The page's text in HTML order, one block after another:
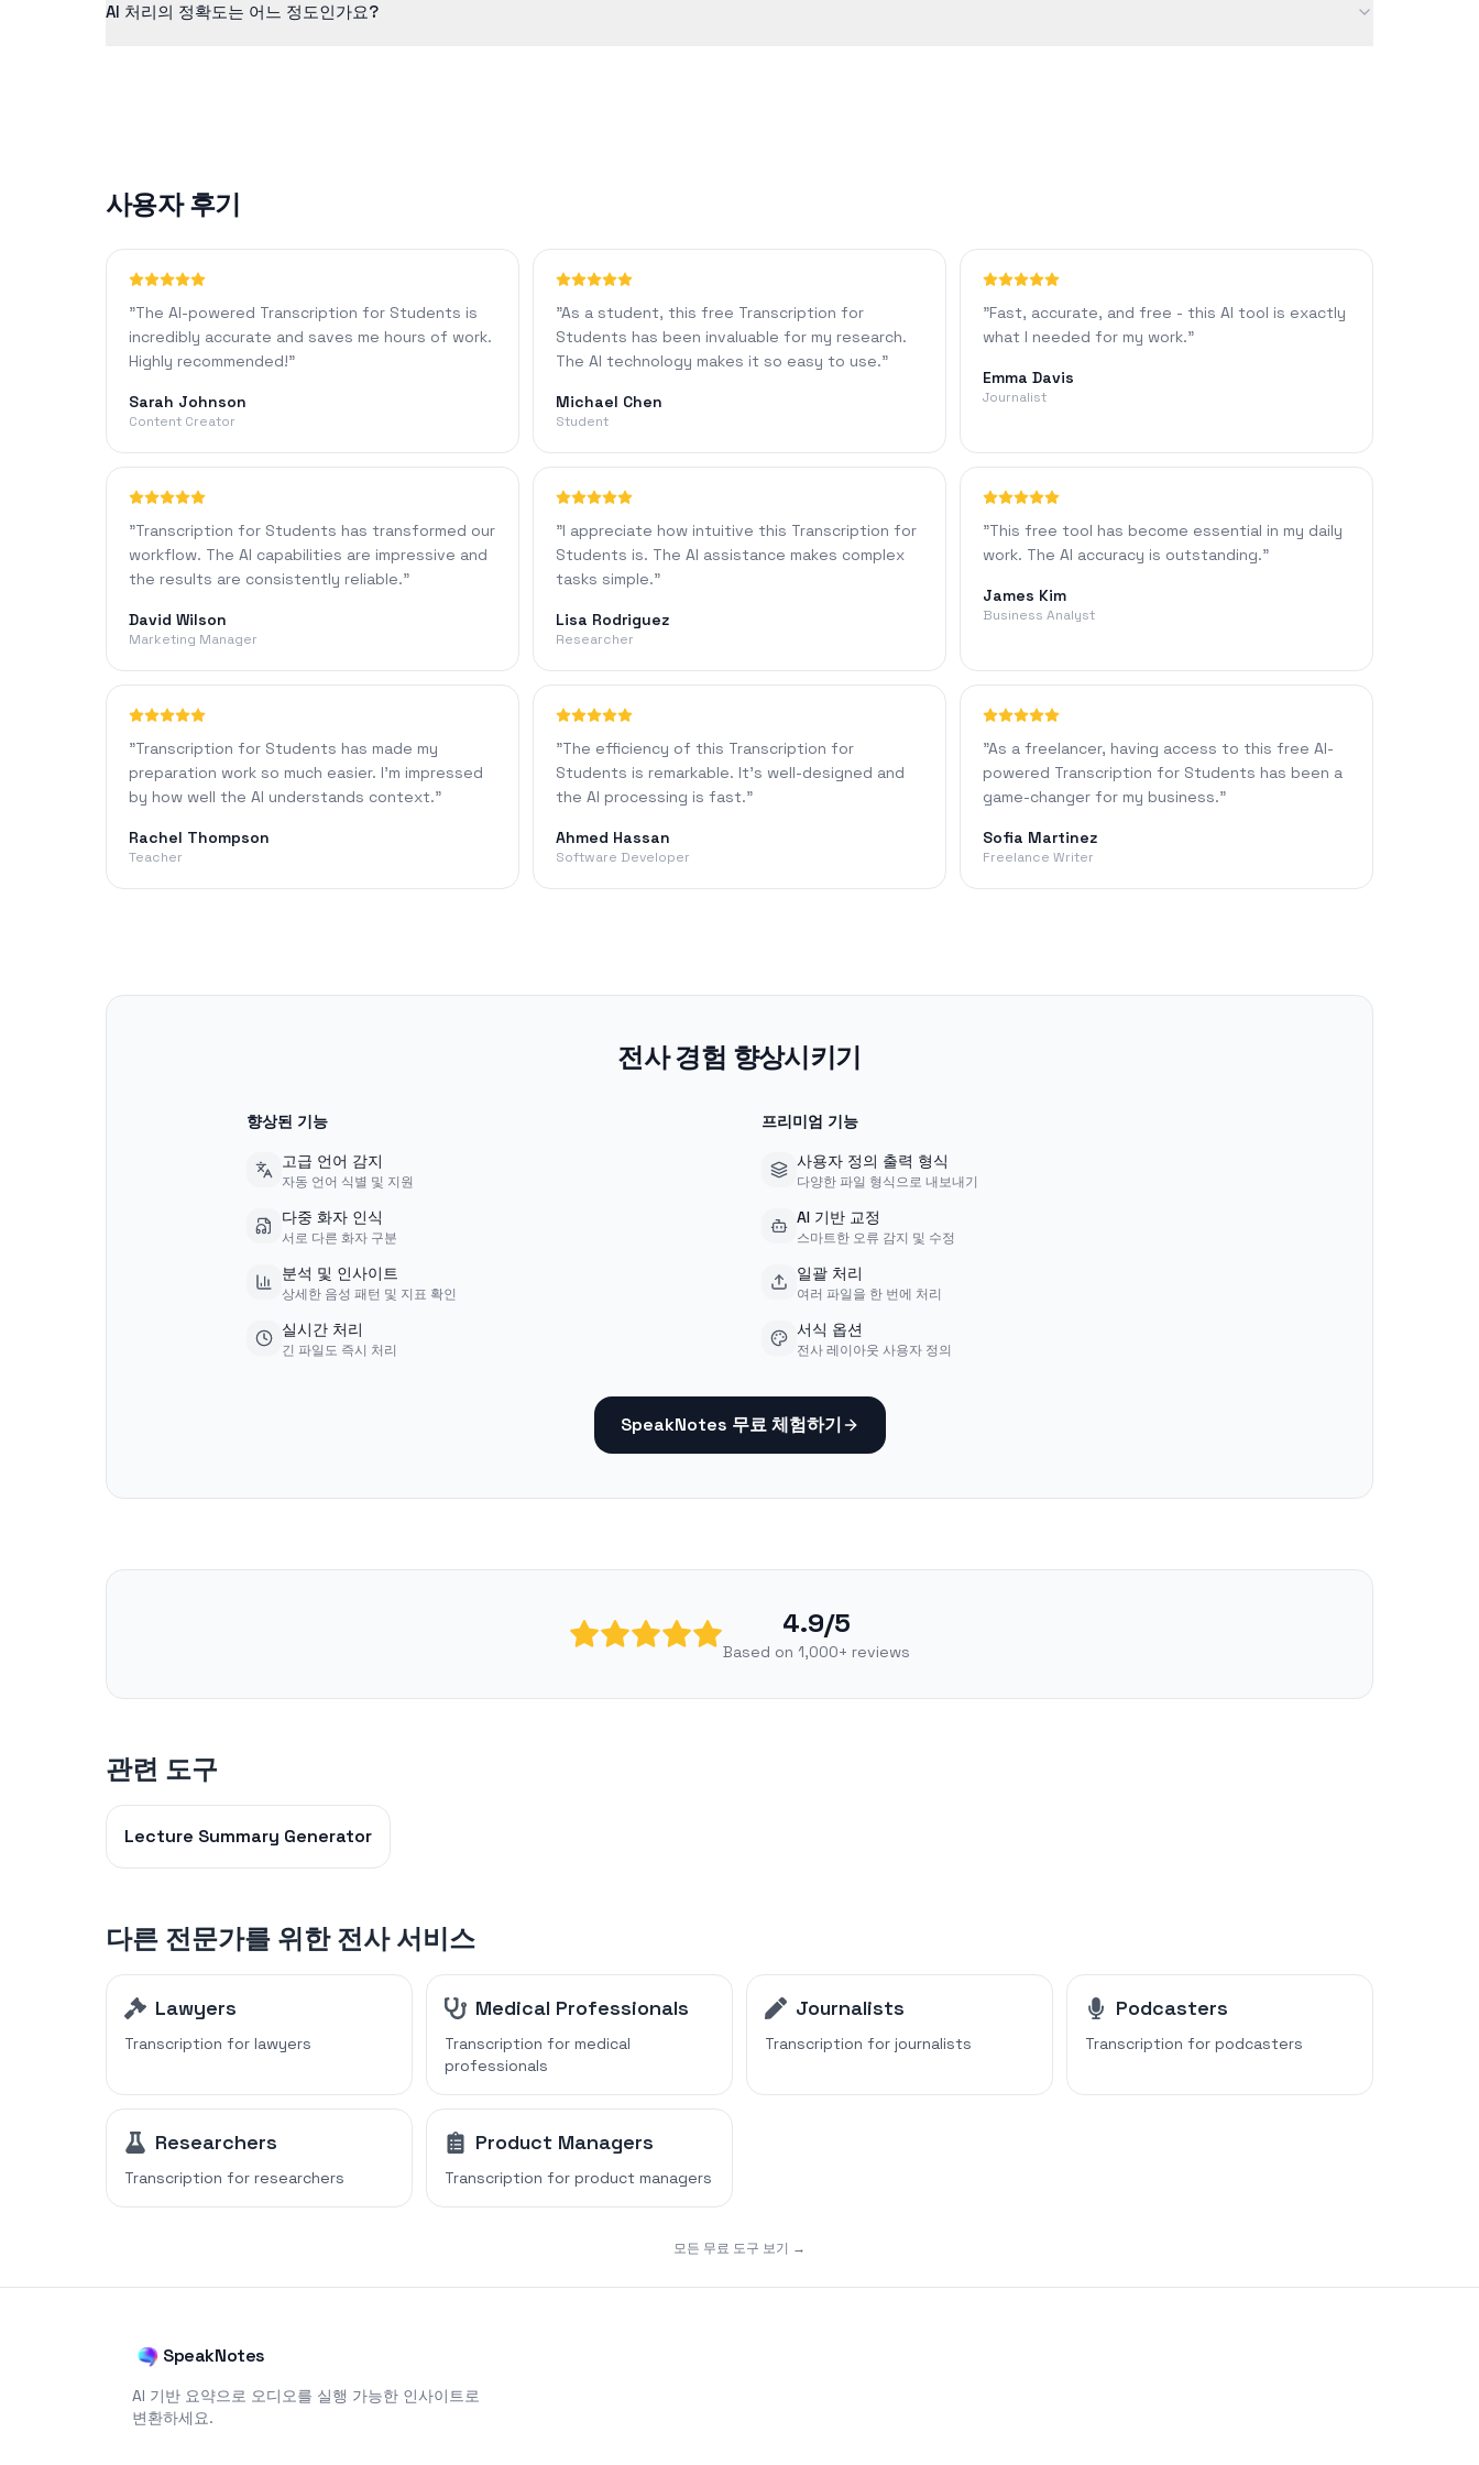
AI 처리의 정확도는 어느 정도인가요?
사용자 후기
"The AI-powered Transcription for Students is
incredibly accurate and saves me hours of work.
Highly recommended!"
Sarah Johnson
Content Creator
"As a student, this free Transcription for
Students has been invaluable for my research.
The AI technology makes it so easy to use."
Michael Chen
Student
"Fast, accurate, and free - this AI tool is exactly
what I needed for my work."
Emma Davis
Journalist
"Transcription for Students has transformed our
workflow. The AI capabilities are impressive and
the results are consistently reliable."
David Wilson
Marketing Manager
"I appreciate how intuitive this Transcription for
Students is. The AI assistance makes complex
tasks simple."
Lisa Rodriguez
Researcher
"This free tool has become essential in my daily
work. The AI accuracy is outstanding."
James Kim
Business Analyst
"Transcription for Students has made my
preparation work so much easier. I'm impressed
by how well the AI understands context."
Rachel Thompson
Teacher
"The efficiency of this Transcription for
Students is remarkable. It's well-designed and
the AI processing is fast."
Ahmed Hassan
Software Developer
"As a freelancer, having access to this free AI-
powered Transcription for Students has been a
game-changer for my business."
Sofia Martinez
Freelance Writer
전사 경험 향상시키기
향상된 기능
고급 언어 감지
자동 언어 식별 및 지원
다중 화자 인식
서로 다른 화자 구분
분석 및 인사이트
상세한 음성 패턴 및 지표 확인
실시간 처리
긴 파일도 즉시 처리
프리미엄 기능
사용자 정의 출력 형식
다양한 파일 형식으로 내보내기
AI 기반 교정
스마트한 오류 감지 및 수정
일괄 처리
여러 파일을 한 번에 처리
서식 옵션
전사 레이아웃 사용자 정의
SpeakNotes 무료 체험하기
4.9/5
Based on 1,000+ reviews
관련 도구
Lecture Summary Generator
다른 전문가를 위한 전사 서비스
Lawyers
Transcription for lawyers
Medical Professionals
Transcription for medical
professionals
Journalists
Transcription for journalists
Podcasters
Transcription for podcasters
Researchers
Transcription for researchers
Product Managers
Transcription for product managers
모든 무료 도구 보기 →
SpeakNotes
AI 기반 요약으로 오디오를 실행 가능한 인사이트로
변환하세요.